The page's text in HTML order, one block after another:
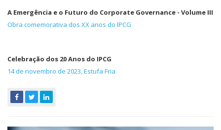
A Emergência e o Futuro do Corporate Governance - Volume III
Obra comemorativa dos XX anos do IPCG
Celebração dos 20 Anos do IPCG
14 de novembro de 2023, Estufa Fria